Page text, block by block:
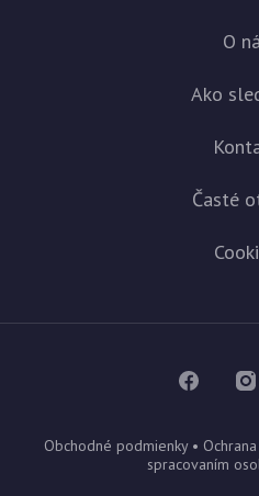
O
Ako
Časté
Obchodné podmienky•
spracovaním